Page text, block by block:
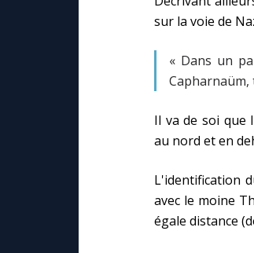
sur la voie de
« Dans un
Capharnaüm,
Il va de soi que
au nord et en
L'identification
avec le moine
égale distance